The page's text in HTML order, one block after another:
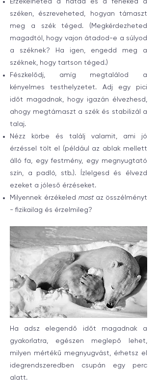
Érzékelheted a hátad és a feneked a
széken, észreveheted, hogyan támaszt
meg a szék téged. (Megkérdezheted
magadtól, hogy vajon átadod-e a súlyod
a széknek? Ha igen, engedd meg a
széknek, hogy tartson téged.)
Fészkelődj, amíg megtalálod a
kényelmes testhelyzetet. Adj egy pici
időt magadnak, hogy igazán élvezhesd,
ahogy megtámaszt a szék és stabilizál a
talaj.
Nézz körbe és találj valamit, ami jó
érzéssel tölt el (például az ablak mellett
álló fa, egy festmény, egy megnyugtató
szín, a padló, stb.). Ízlelgesd és élvezd
ezeket a jóleső érzéseket.
Milyennek érzékeled mostaz összélményt
- fizikailag és érzelmileg?
Ha adsz elegendő időt magadnak a
gyakorlatra, egészen meglepő lehet,
milyen mértékű megnyugvást, érhetsz el
idegrendszeredben csupán egy perc
alatt.